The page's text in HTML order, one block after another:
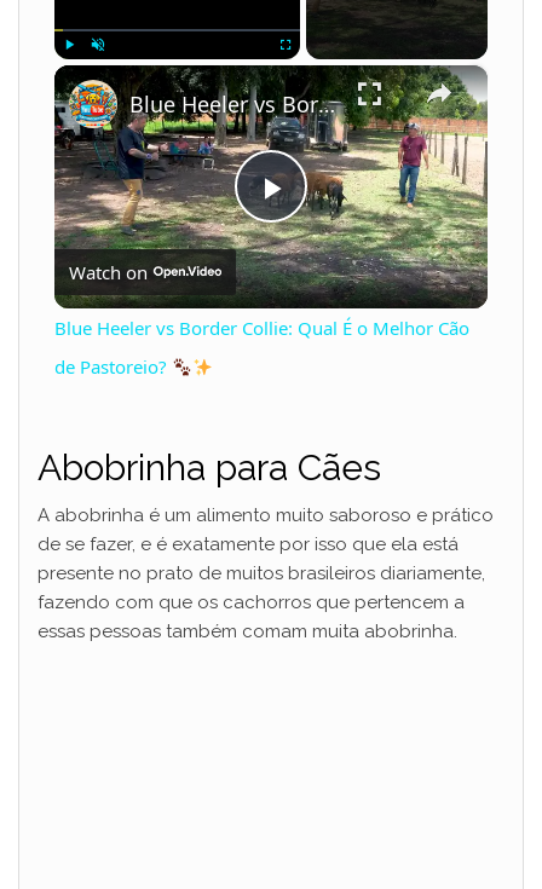
Unmute Fullscreen ×
P
l
V
i
Blue Heeler vs Border Collie: Qual É o Melhor Cão de Pastoreio?
Watch on
Blue Heeler vs Border Collie: Qual É o Melhor Cão
de Pastoreio?
Abobrinha para Cães
A abobrinha é um alimento muito saboroso e prático
de se fazer, e é exatamente por isso que ela está
presente no prato de muitos brasileiros diariamente,
fazendo com que os cachorros que pertencem a
essas pessoas também comam muita abobrinha.